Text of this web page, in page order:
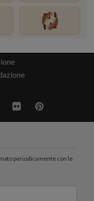
periodicamente con le